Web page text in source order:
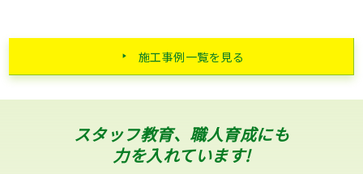
施工事例一覧を見る
スタッフ教育、職人育成にも
力を入れています!